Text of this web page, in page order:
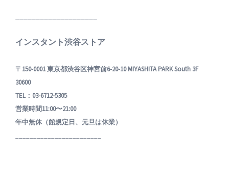
インスタント渋谷ストア
〒150-0001 東京都渋谷区神宮前6-20-10 MIYASHITA PARK South 3F
30600
TEL：03-6712-5305
営業時間11:00〜21:00
年中無休（館規定日、元旦は休業）